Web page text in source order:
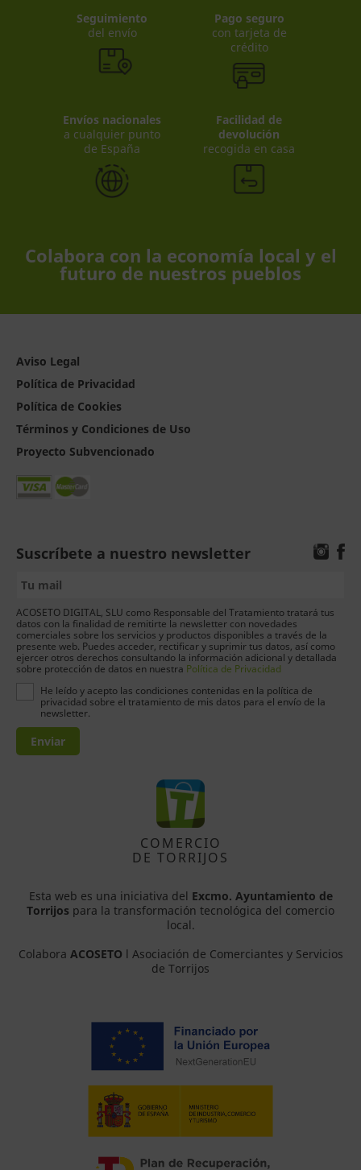
Seguimiento
del envío
Pago seguro
con tarjeta de
crédito
Envíos nacionales
a cualquier punto
de España
Facilidad de
devolución
recogida en casa
Colabora con la economía local y el
futuro de nuestros pueblos
Aviso Legal
Política de Privacidad
Política de Cookies
Términos y Condiciones de Uso
Proyecto Subvencionado
Suscríbete a nuestro newsletter
ACOSETO DIGITAL, SLU como Responsable del Tratamiento tratará tus
datos con la finalidad de remitirte la newsletter con novedades
comerciales sobre los servicios y productos disponibles a través de la
presente web. Puedes acceder, rectificar y suprimir tus datos, así como
ejercer otros derechos consultando la información adicional y detallada
sobre protección de datos en nuestra Política de Privacidad
He leído y acepto las condiciones contenidas en la política de
privacidad sobre el tratamiento de mis datos para el envío de la
newsletter.
Enviar
COMERCIO
DE TORRIJOS
Esta web es una iniciativa del Excmo. Ayuntamiento de
Torrijos para la transformación tecnológica del comercio
local.
Colabora ACOSETO l Asociación de Comerciantes y Servicios
de Torrijos